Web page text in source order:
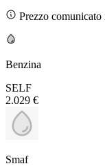
Prezzo comunicato
Benzina
SELF
2.029 €
Smaf